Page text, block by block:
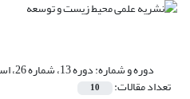
دوره و شماره:دوره 13، شماره 26، اسفند 1401، صفحه 3-145
تعداد مقالات: 10